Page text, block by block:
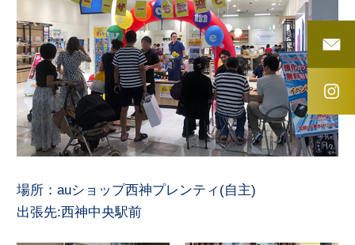
場所：auショップ西神プレンティ(自主)
出張先:西神中央駅前